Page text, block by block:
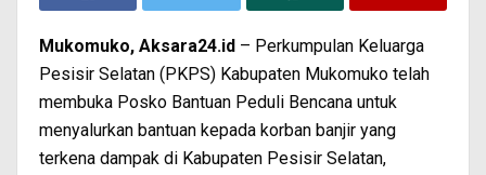
Mukomuko, Aksara24.id – Perkumpulan Keluarga
Pesisir Selatan (PKPS) Kabupaten Mukomuko telah
membuka Posko Bantuan Peduli Bencana untuk
menyalurkan bantuan kepada korban banjir yang
terkena dampak di Kabupaten Pesisir Selatan,